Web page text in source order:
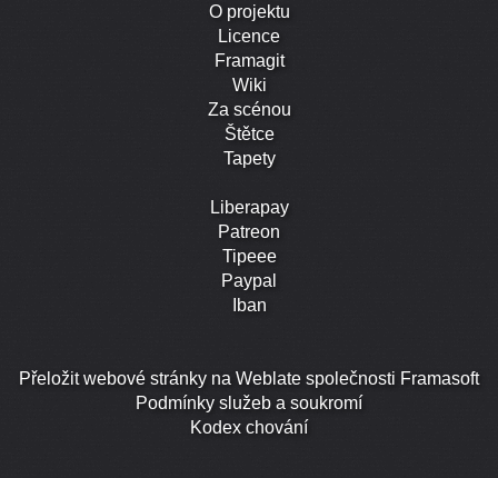
O projektu
Licence
Framagit
Wiki
Za scénou
Štětce
Tapety
Liberapay
Patreon
Tipeee
Paypal
Iban
Přeložit webové stránky na Weblate společnosti Framasoft
Podmínky služeb a soukromí
Kodex chování